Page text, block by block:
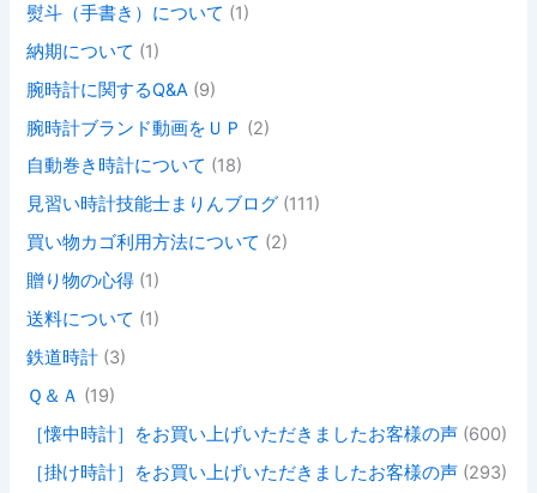
熨斗（手書き）について (1)
納期について (1)
腕時計に関するQ&A (9)
腕時計ブランド動画をＵＰ (2)
自動巻き時計について (18)
見習い時計技能士まりんブログ (111)
買い物カゴ利用方法について (2)
贈り物の心得 (1)
送料について (1)
鉄道時計 (3)
Ｑ＆Ａ (19)
［懐中時計］をお買い上げいただきましたお客様の声 (600)
［掛け時計］をお買い上げいただきましたお客様の声 (293)